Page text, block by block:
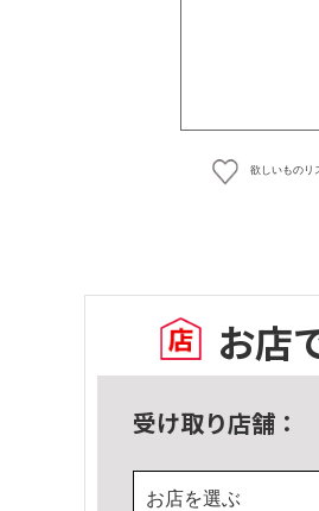
欲しいものリ
お店
受け取り店舗：
お店を選ぶ